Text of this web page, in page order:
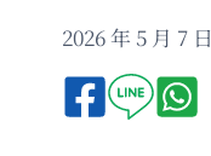
2026 年 5 月 7 日